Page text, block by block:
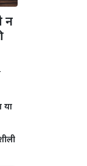
न